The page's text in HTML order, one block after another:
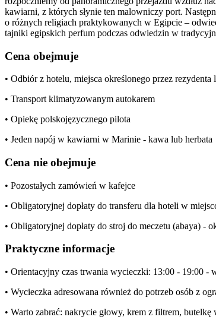
kawiarni, z których słynie ten malowniczy port.
o różnych religiach praktykowanych w Egipcie –
tajniki egipskich perfum podczas odwiedzin w
Cena obejmuje
• Odbiór z hotelu, miejsca określonego przez
• Transport klimatyzowanym autokarem
• Opiekę polskojęzycznego pilota
• Jeden napój w kawiarni w Marinie - kawa lub herbata
Cena nie obejmuje
• Pozostałych zamówień w kafejce
• Obligatoryjnej dopłaty do transferu dla hoteli w
• Obligatoryjnej dopłaty do stroj do meczetu (abaya) -
Praktyczne informacje
• Orientacyjny czas trwania wycieczki: 13:00 - 19:00 -
• Wycieczka adresowana również do potrzeb osób z
• Warto zabrać: nakrycie głowy, krem z filtrem, butelkę